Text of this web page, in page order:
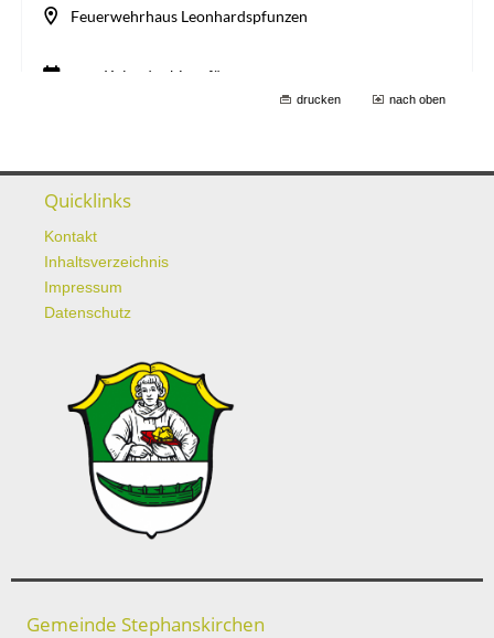
drucken nach oben
Quicklinks
Kontakt
Inhaltsverzeichnis
Impressum
Datenschutz
Gemeinde Stephanskirchen